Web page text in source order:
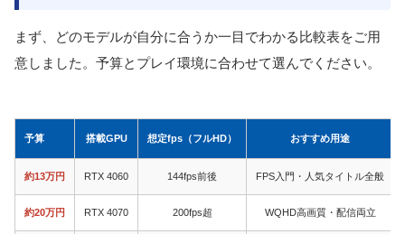
まず、どのモデルが自分に合うか一目でわかる比較表をご用
意しました。予算とプレイ環境に合わせて選んでください。
予算 搭載GPU 想定fps（フルHD） おすすめ用途
約13万円 RTX 4060 144fps前後 FPS入門・人気タイトル全般
約20万円 RTX 4070 200fps超 WQHD高画質・配信両立